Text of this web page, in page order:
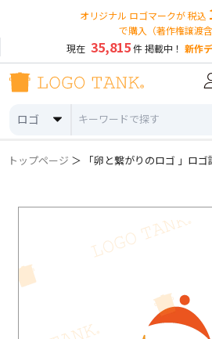
オリジナル ロゴマークが 税込
で購入（著作権譲渡含
現在 35,815件 掲載中！ 新作
ロゴ
トップページ ＞ 「卵と繋がりのロゴ 」ロゴ